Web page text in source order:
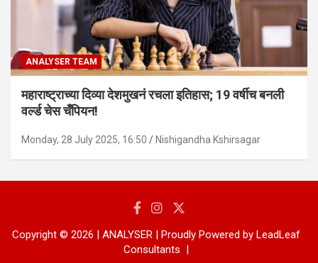
ANALYSER TEAM
महाराष्ट्राच्या दिव्या देशमुखनं रचला इतिहास; 19 वर्षीच बनली
वर्ल्ड चेस चँपियन!
Monday, 28 July 2025, 16:50 Nishigandha Kshirsagar
Copyright © 2026 | ANALYSER | Proudly Powered by LeadLeaf
Consultants